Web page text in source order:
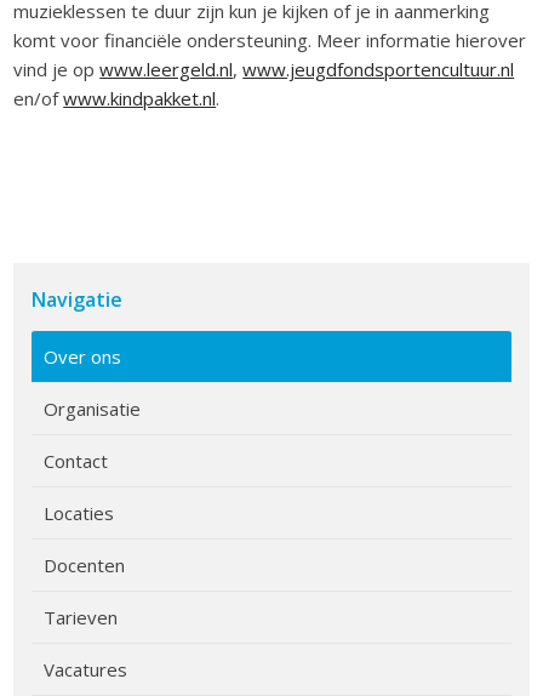
muzieklessen te duur zijn kun je kijken of je in aanmerking
komt voor financiële ondersteuning. Meer informatie hierover
vind je opwww.leergeld.nl,www.jeugdfondsportencultuur.nl
en/ofwww.kindpakket.nl.
Navigatie
Over ons
Organisatie
Contact
Locaties
Docenten
Tarieven
Vacatures